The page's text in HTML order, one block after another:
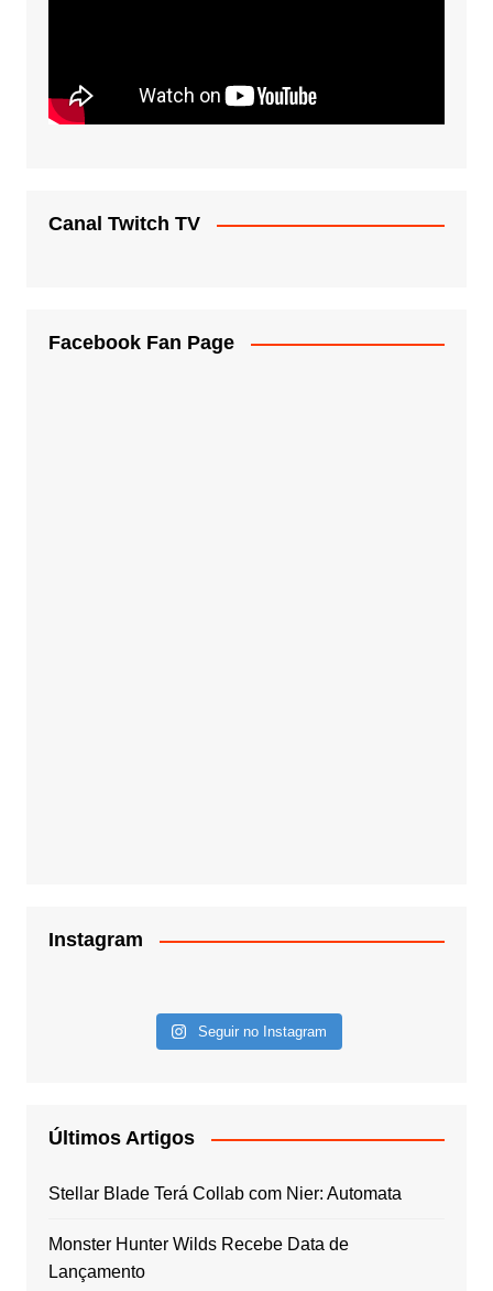
Canal Twitch TV
Facebook Fan Page
Instagram
Seguir no Instagram
Últimos Artigos
Stellar Blade Terá Collab com Nier: Automata
Monster Hunter Wilds Recebe Data de
Lançamento